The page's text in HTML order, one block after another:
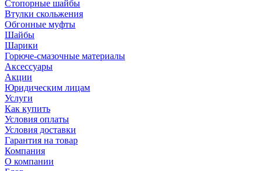
Стопорные шайбы
Втулки скольжения
Обгонные муфты
Шайбы
Шарики
Горюче-смазочные материалы
Аксессуары
Акции
Юридическим лицам
Услуги
Как купить
Условия оплаты
Условия доставки
Гарантия на товар
Компания
О компании